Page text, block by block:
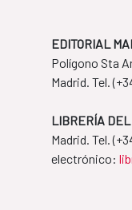
EDITORIAL
Polígono Sta
Madrid. Tel.
LIBRERÍA DEL
Madrid. Tel.
​​​​​​​electrónico: